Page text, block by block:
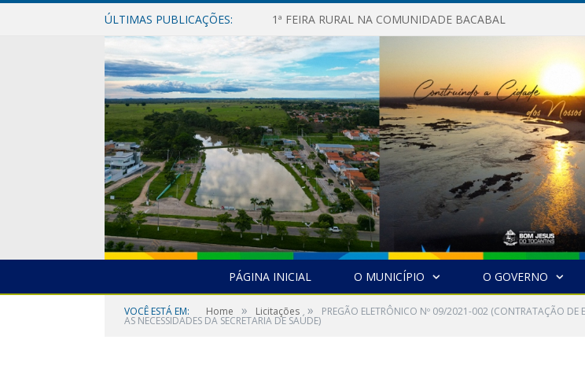
ÚLTIMAS PUBLICAÇÕES: 1ª FEIRA RURAL NA COMUNIDADE BACABAL
PÁGINA INICIAL O MUNICÍPIO O GOVERNO
VOCÊ ESTÁ EM: Home » Licitações » PREGÃO ELETRÔNICO Nº 09/2021-002 (CONTRATAÇÃO DE
AS NECESSIDADES DA SECRETARIA DE SAÚDE)